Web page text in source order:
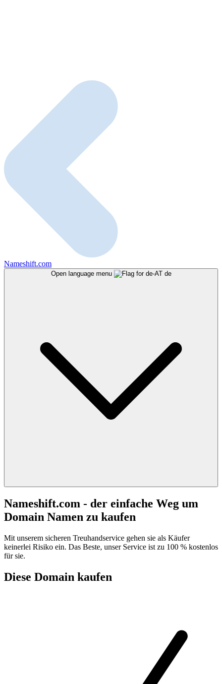
Nameshift.com
Open language menu de
Nameshift.com - der einfache Weg um
Domain Namen zu kaufen
Mit unserem sicheren Treuhandservice gehen sie als Käufer
keinerlei Risiko ein. Das Beste, unser Service ist zu 100 % kostenlos
für sie.
Diese Domain kaufen